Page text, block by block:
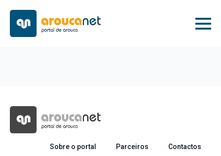
Sobre o portal Parceiros Contactos